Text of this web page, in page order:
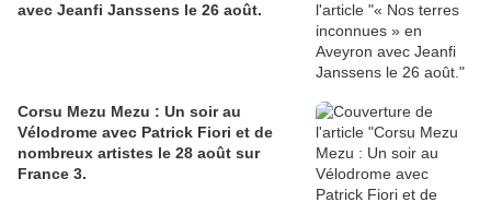
avec Jeanfi Janssens le 26 août.
Corsu Mezu Mezu : Un soir au
Vélodrome avec Patrick Fiori et de
nombreux artistes le 28 août sur
France 3.